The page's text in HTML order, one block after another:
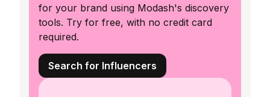
for your brand using Modash's discovery
tools. Try for free, with no credit card
required.
Search for Influencers